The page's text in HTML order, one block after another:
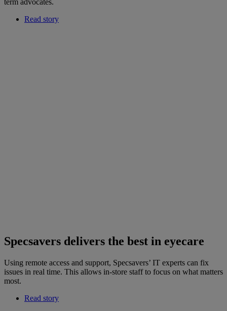
term advocates.
Read story
Specsavers delivers the best in eyecare
Using remote access and support, Specsavers’ IT experts can fix
issues in real time. This allows in-store staff to focus on what matters
most.
Read story